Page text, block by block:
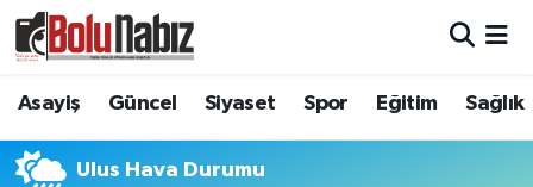
Asayiş Güncel Siyaset Spor Eğitim Sağlık
Ulus Hava Durumu